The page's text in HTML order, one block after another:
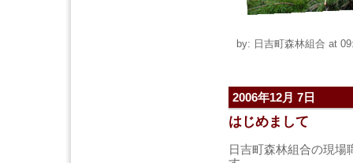
by: 日吉町森林組合 at
2006年12月 7日
はじめまして
日吉町森林組合の現場